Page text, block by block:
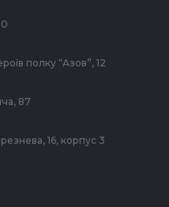
полку “Азов”, 12
87
16, корпус 3